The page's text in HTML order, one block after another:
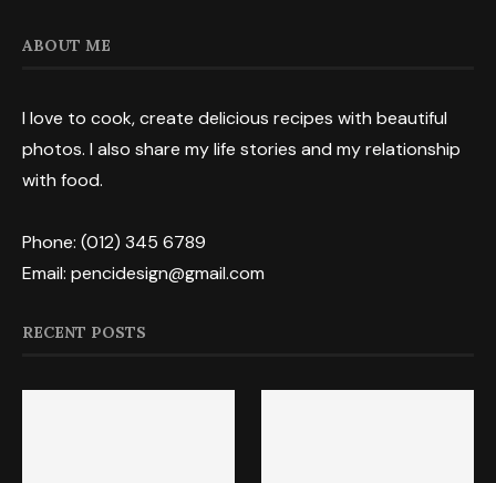
ABOUT ME
I love to cook, create delicious recipes with beautiful
photos. I also share my life stories and my relationship
with food.
Phone: (012) 345 6789
Email: pencidesign@gmail.com
RECENT POSTS